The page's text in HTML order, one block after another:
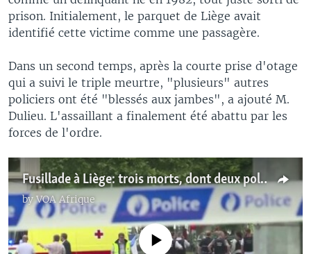
prison. Initialement, le parquet de Liège avait
identifié cette victime comme une passagère.
Dans un second temps, après la courte prise d'otage
qui a suivi le triple meurtre, "plusieurs" autres
policiers ont été "blessés aux jambes", a ajouté M.
Dulieu. L'assaillant a finalement été abattu par les
forces de l'ordre.
Fusillade à Liège: trois morts, dont deux policiers (vidéo)
byVOA Afrique
No media source currently available